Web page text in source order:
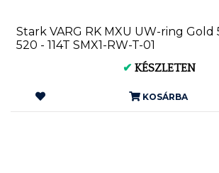
Stark VARG RK MXU UW-ring Gold
520 - 114T SMX1-RW-T-01
✔ KÉSZLETEN
KOSÁRBA